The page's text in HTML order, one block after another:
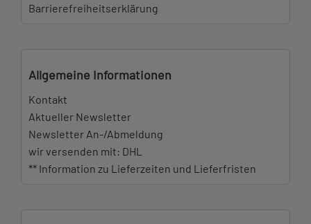
Barrierefreiheitserklärung
Allgemeine Informationen
Kontakt
Aktueller Newsletter
Newsletter An-/Abmeldung
wir versenden mit: DHL
** Information zu Lieferzeiten und Lieferfristen